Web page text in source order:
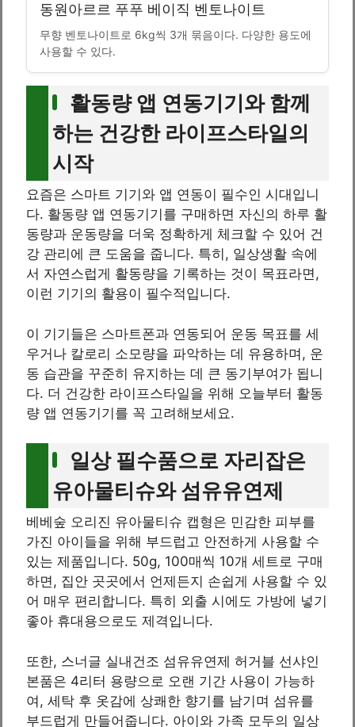
동원아르르 푸푸 베이직 벤토나이트
무향 벤토나이트로 6kg씩 3개 묶음이다. 다양한 용도에
사용할 수 있다.
활동량 앱 연동기기와 함께
하는 건강한 라이프스타일의
시작
요즘은 스마트 기기와 앱 연동이 필수인 시대입니
다. 활동량 앱 연동기기를 구매하면 자신의 하루 활
동량과 운동량을 더욱 정확하게 체크할 수 있어 건
강 관리에 큰 도움을 줍니다. 특히, 일상생활 속에
서 자연스럽게 활동량을 기록하는 것이 목표라면,
이런 기기의 활용이 필수적입니다.
이 기기들은 스마트폰과 연동되어 운동 목표를 세
우거나 칼로리 소모량을 파악하는 데 유용하며, 운
동 습관을 꾸준히 유지하는 데 큰 동기부여가 됩니
다. 더 건강한 라이프스타일을 위해 오늘부터 활동
량 앱 연동기기를 꼭 고려해보세요.
일상 필수품으로 자리잡은
유아물티슈와 섬유유연제
베베숲 오리진 유아물티슈 캡형은 민감한 피부를
가진 아이들을 위해 부드럽고 안전하게 사용할 수
있는 제품입니다. 50g, 100매씩 10개 세트로 구매
하면, 집안 곳곳에서 언제든지 손쉽게 사용할 수 있
어 매우 편리합니다. 특히 외출 시에도 가방에 넣기
좋아 휴대용으로도 제격입니다.
또한, 스너글 실내건조 섬유유연제 허거블 선샤인
본품은 4리터 용량으로 오랜 기간 사용이 가능하
여, 세탁 후 옷감에 상쾌한 향기를 남기며 섬유를
부드럽게 만들어줍니다. 아이와 가족 모두의 일상